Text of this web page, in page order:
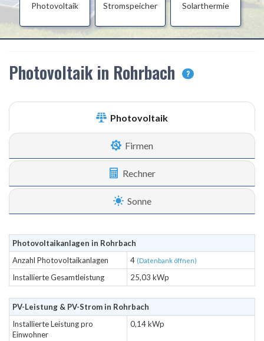
Photovoltaik Stromspeicher Solarthermie
Photovoltaik in Rohrbach ?
Photovoltaik
Firmen
Rechner
Sonne
Photovoltaikanlagen in Rohrbach
Anzahl Photovoltaikanlagen
4 (Datenbank öffnen)
Installierte Gesamtleistung 25,03 kWp
PV-Leistung & PV-Strom in Rohrbach
Installierte Leistung pro
Einwohner
0,14 kWp